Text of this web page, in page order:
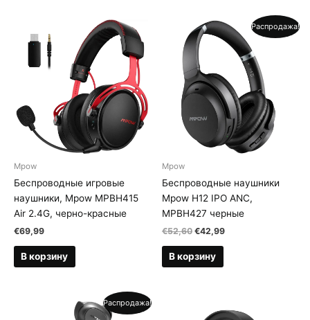
Mpow
Беспроводные игровые
наушники, Mpow MPBH415
Air 2.4G, черно-красные
€69,99
В корзину
Распродажа!
Mpow
Беспроводные наушники
Mpow H12 IPO ANC,
MPBH427 черные
€52,60 Первоначальная
составляла
€52,60.
€42,99Текущая
В корзину
Распродажа!